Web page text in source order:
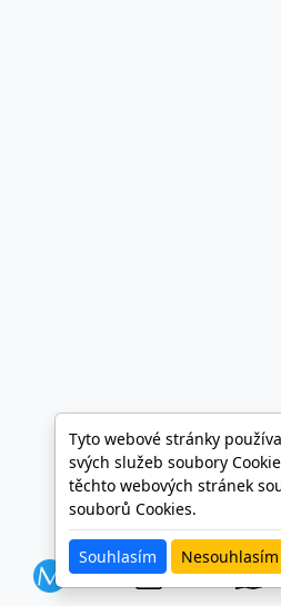
Tyto webové stránky
svých služeb soubory
těchto webových stránek
souborů Cookies.
Souhlasím Nesouhlasím